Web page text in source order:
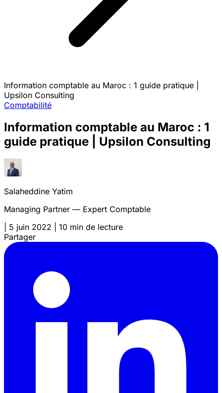
Information comptable au Maroc : 1 guide pratique |
Upsilon Consulting
Comptabilité
Information comptable au Maroc : 1
guide pratique | Upsilon Consulting
Salaheddine Yatim
Managing Partner — Expert Comptable
5 juin 2022
10 min de lecture
Partager